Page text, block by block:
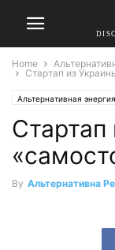
Home
Стартап из
Альтернативная энергия
Стартап
By Альтернативна